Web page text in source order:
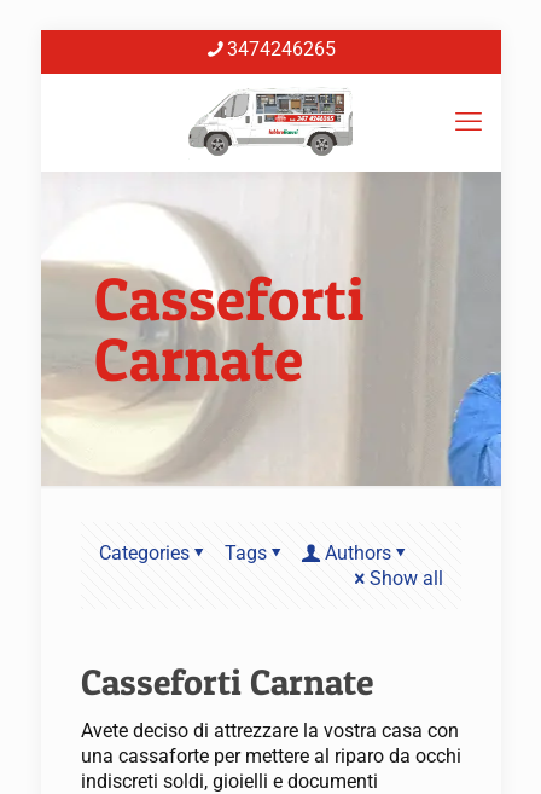
3474246265
Casseforti
Carnate
Categories Tags
Authors
Show all
Casseforti Carnate
Avete deciso di attrezzare la vostra casa con
una cassaforte per mettere al riparo da occhi
indiscreti soldi, gioielli e documenti